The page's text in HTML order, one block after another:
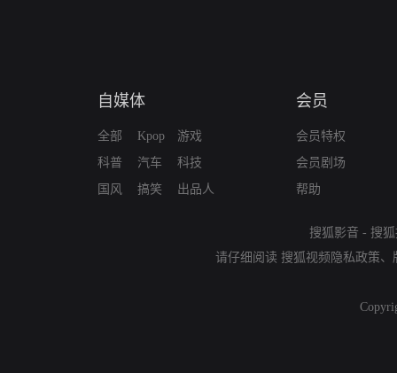
自媒体
全部
科普
国风
Kpop
汽车
搞笑
游戏
科技
出品人
会员
会员特权
会员剧场
帮助
搜狐影音 - 搜
请仔细阅读 搜狐视频隐私政策、